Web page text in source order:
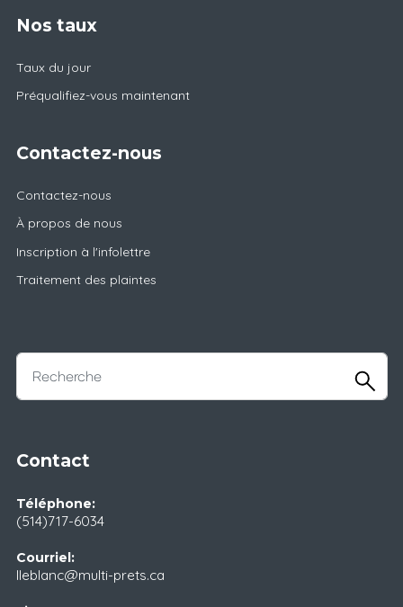
Nos taux
Taux du jour
Préqualifiez-vous maintenant
Contactez-nous
Contactez-nous
À propos de nous
Inscription à l'infolettre
Traitement des plaintes
Contact
Téléphone:
(514)717-6034
Courriel:
lleblanc@multi-prets.ca